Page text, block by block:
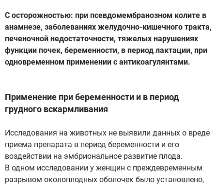
С осторожностью: при псевдомембранозном колите в
анамнезе, заболеваниях желудочно-кишечного тракта,
печеночной недостаточности, тяжелых нарушениях
функции почек, беременности, в период лактации, при
одновременном применении с антикоагулянтами.
Применение при беременности и в период
грудного вскармливания
Исследования на животных не выявили данных о вреде
приема препарата в период беременности и его
воздействии на эмбриональное развитие плода.
В одном исследовании у женщин с преждевременным
разрывом околоплодных оболочек было установлено,